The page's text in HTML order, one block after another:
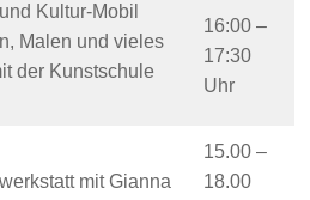
Kultur-Mobil
Malen und vieles
der Kunstschule
16:00 –
17:30
Uhr
mit Gianna
15.00 –
18.00